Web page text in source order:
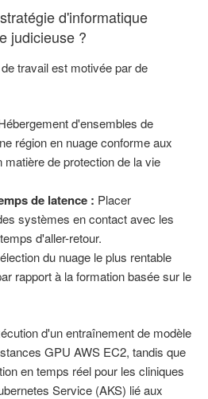
d'informatique
judicieuse ?
travail est motivée par de
d'ensembles de
région en nuage conforme aux
de protection de la vie
de latence : Placer
systèmes en contact avec les
d'aller-retour.
du nuage le plus rentable
rapport à la formation basée sur le
d'un entraînement de modèle
GPU AWS EC2, tandis que
en temps réel pour les cliniques
Service (AKS) lié aux